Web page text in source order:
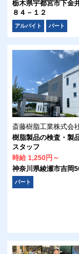
栃木県宇都宮市下金
８４－１２
アルバイト パート
斎藤樹脂工業株式会
樹脂製品の検査・製
スタッフ
時給 1,250円～
神奈川県綾瀬市吉岡
パート